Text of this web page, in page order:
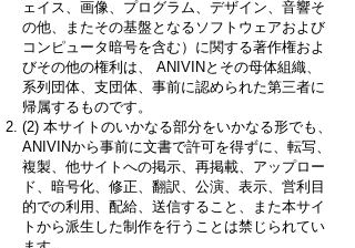
ェイス、画像、プログラム、デザイン、音響そ
の他、またその基盤となるソフトウェアおよび
コンピュータ暗号を含む）に関する著作権およ
びその他の権利は、 ANIVINとその母体組織、
系列団体、支団体、事前に認められた第三者に
帰属するものです。
(2) 本サイトのいかなる部分をいかなる形でも、
ANIVINから事前に文書で許可を得ずに、転写、
複製、他サイトへの掲示、再掲載、アップロー
ド、暗号化、修正、翻訳、公演、表示、営利目
的での利用、配給、送信すること、また本サイ
トから派生した制作を行うことは禁じられてい